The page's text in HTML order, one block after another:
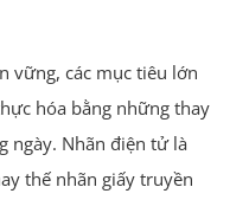
vững, các mục tiêu lớn
hóa bằng những thay
ngày. Nhãn điện tử là
thế nhãn giấy truyền